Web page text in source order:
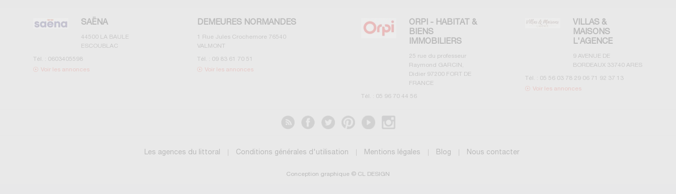
SAËNA
44500 LA BAULE
ESCOUBLAC
Tél. : 0603405598
Voir les annonces
DEMEURES NORMANDES
1 Rue Jules Crochemore 76540
VALMONT
Tél. : 09 83 61 70 51
Voir les annonces
ORPI - HABITAT &
BIENS
IMMOBILIERS
25 rue du professeur
Raymond GARCIN,
Didier 97200 FORT DE
FRANCE
Tél. : 05 96 70 44 56
VILLAS &
MAISONS
L'AGENCE
9 AVENUE DE
BORDEAUX 33740 ARES
Tél. : 05 56 03 78 29 06 71 92 37 13
Voir les annonces
Les agences du littoral Conditions générales d'utilisation Mentions légales Blog Nous contacter
Conception graphique © CL DESIGN